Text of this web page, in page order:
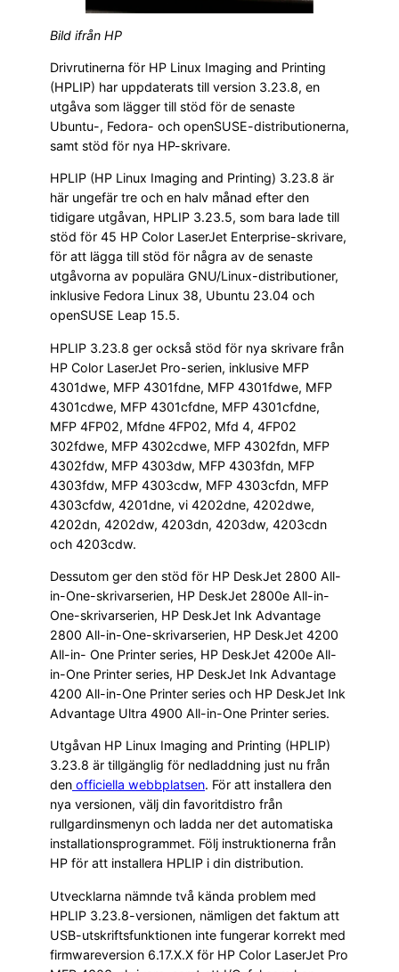
Bild ifrån HP
Drivrutinerna för HP Linux Imaging and Printing
(HPLIP) har uppdaterats till version 3.23.8, en
utgåva som lägger till stöd för de senaste
Ubuntu-, Fedora- och openSUSE-distributionerna,
samt stöd för nya HP-skrivare.
HPLIP (HP Linux Imaging and Printing) 3.23.8 är
här ungefär tre och en halv månad efter den
tidigare utgåvan, HPLIP 3.23.5, som bara lade till
stöd för 45 HP Color LaserJet Enterprise-skrivare,
för att lägga till stöd för några av de senaste
utgåvorna av populära GNU/Linux-distributioner,
inklusive Fedora Linux 38, Ubuntu 23.04 och
openSUSE Leap 15.5.
HPLIP 3.23.8 ger också stöd för nya skrivare från
HP Color LaserJet Pro-serien, inklusive MFP
4301dwe, MFP 4301fdne, MFP 4301fdwe, MFP
4301cdwe, MFP 4301cfdne, MFP 4301cfdne,
MFP 4FP02, Mfdne 4FP02, Mfd 4, 4FP02
302fdwe, MFP 4302cdwe, MFP 4302fdn, MFP
4302fdw, MFP 4303dw, MFP 4303fdn, MFP
4303fdw, MFP 4303cdw, MFP 4303cfdn, MFP
4303cfdw, 4201dne, vi 4202dne, 4202dwe,
4202dn, 4202dw, 4203dn, 4203dw, 4203cdn
och 4203cdw.
Dessutom ger den stöd för HP DeskJet 2800 All-
in-One-skrivarserien, HP DeskJet 2800e All-in-
One-skrivarserien, HP DeskJet Ink Advantage
2800 All-in-One-skrivarserien, HP DeskJet 4200
All-in- One Printer series, HP DeskJet 4200e All-
in-One Printer series, HP DeskJet Ink Advantage
4200 All-in-One Printer series och HP DeskJet Ink
Advantage Ultra 4900 All-in-One Printer series.
Utgåvan HP Linux Imaging and Printing (HPLIP)
3.23.8 är tillgänglig för nedladdning just nu från
den officiella webbplatsen. För att installera den
nya versionen, välj din favoritdistro från
rullgardinsmenyn och ladda ner det automatiska
installationsprogrammet. Följ instruktionerna från
HP för att installera HPLIP i din distribution.
Utvecklarna nämnde två kända problem med
HPLIP 3.23.8-versionen, nämligen det faktum att
USB-utskriftsfunktionen inte fungerar korrekt med
firmwareversion 6.17.X.X för HP Color LaserJet Pro